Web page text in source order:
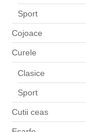
Sport
Cojoace
Curele
Clasice
Sport
Cutii ceas